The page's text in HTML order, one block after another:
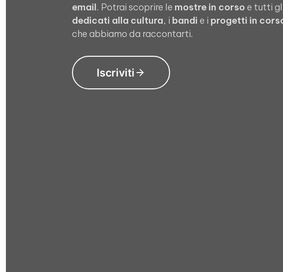
email. Potrai scoprire le mostre in corso e tutti
dedicati alla cultura, i bandi e i progetti in
che abbiamo da raccontarti.
Iscriviti